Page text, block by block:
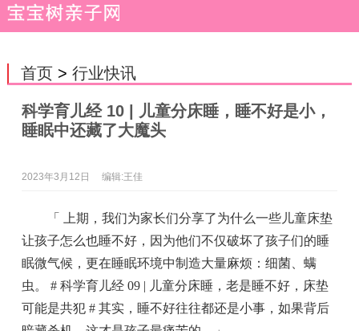
首页> 行业快讯
科学育儿经 10 | 儿童分床睡，睡不好是小，
睡眠中还藏了大魔头
2023年3月12日 编辑:王佳
「 上期，我们为家长们分享了为什么一些儿童床垫
让孩子怎么也睡不好，因为他们不仅破坏了孩子们的睡
眠微气候，更在睡眠环境中制造大量麻烦：细菌、螨
虫。 # 科学育儿经 09 | 儿童分床睡，老是睡不好，床垫
可能是共犯 # 其实，睡不好往往都还是小事，如果背后